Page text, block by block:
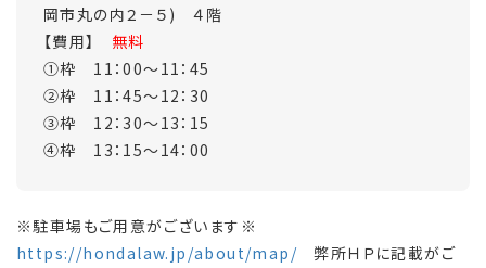
岡市丸の内２－５) ４階
【費用】 無料
①枠 11：00～11：45
②枠 11：45～12：30
③枠 12：30～13：15
④枠 13：15～14：00
※駐車場もご用意がございます※
https://hondalaw.jp/about/map/ 弊所ＨＰに記載がご